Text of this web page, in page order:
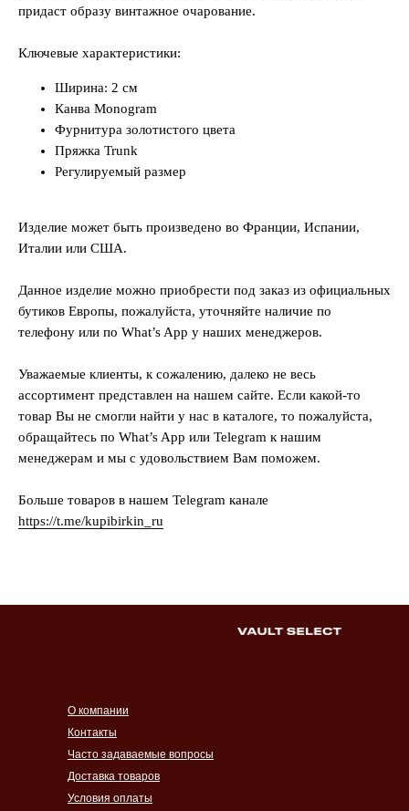
придаст образу винтажное очарование.
Ключевые характеристики:
Ширина: 2 см
Канва Monogram
Фурнитура золотистого цвета
Пряжка Trunk
Регулируемый размер
Изделие может быть произведено во Франции, Испании,
Италии или США.
Данное изделие можно приобрести под заказ из официальных
бутиков Европы, пожалуйста, уточняйте наличие по
телефону или по What’s App у наших менеджеров.
Уважаемые клиенты, к сожалению, далеко не весь
ассортимент представлен на нашем сайте. Если какой-то
товар Вы не смогли найти у нас в каталоге, то пожалуйста,
обращайтесь по What’s App или Telegram к нашим
менеджерам и мы с удовольствием Вам поможем.
Больше товаров в нашем Telegram канале
https://t.me/kupibirkin_ru
Контакты
Часто задаваемые вопросы
Доставка товаров
Условия оплаты
О компании